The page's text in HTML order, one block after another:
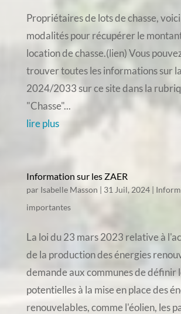
Propriétaires de lots de chasse,
modalités pour récupérer le
location de chasse.(lien) Vous
trouver toutes les informations sur
2024/2033 sur ce site dans la
"Chasse"...
lire plus
Information sur les ZAER
par Isabelle Masson | 31 Juil, 2024|
importantes
La loi du 23 mars 2023 relative à
de la production des énergies
demande aux communes de définir
potentielles à la mise en place des
renouvelables, comme l'éolien, les